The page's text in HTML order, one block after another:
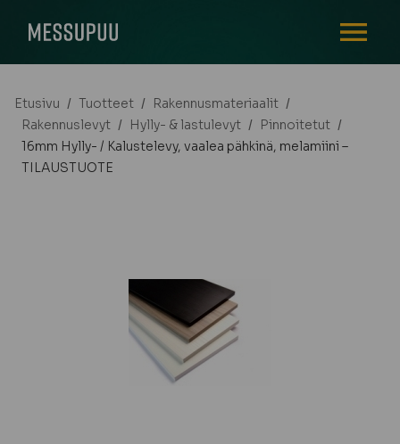
Etusivu / Tuotteet / Rakennusmateriaalit /
Rakennuslevyt / Hylly- & lastulevyt / Pinnoitetut /
16mm Hylly- / Kalustelevy, vaalea pähkinä, melamiini –
TILAUSTUOTE